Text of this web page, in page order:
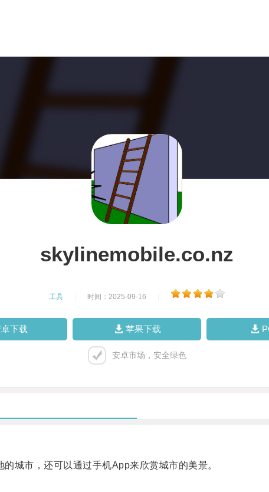
skylinemobile.co.nz
工具 时间：2025-09-16
下载 苹果下载
安卓市场，安全绿色
市，还可以通过手机App来欣赏城市的美景。